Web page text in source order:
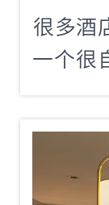
很多酒
一个很
卡」
自助